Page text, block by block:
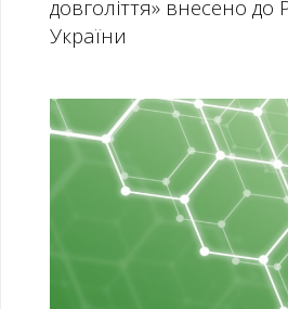
довголіття» внесено до
України